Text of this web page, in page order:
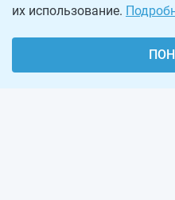
их использование.